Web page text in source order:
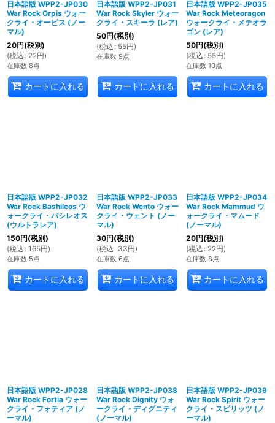
日本語版 WPP2-JP030
War Rock Orpis ウォー
クライ・オーピス (ノー
マル)
20円(税別)
(税込 : 22円)
在庫数 8点
カートに入れる
日本語版 WPP2-JP031
War Rock Skyler ウォー
クライ・スキーラ (レア)
50円(税別)
(税込 : 55円)
在庫数 9点
カートに入れる
日本語版 WPP2-JP035
War Rock Meteoragon
ウォークライ・メテオラ
ゴン (レア)
50円(税別)
(税込 : 55円)
在庫数 10点
カートに入れる
日本語版 WPP2-JP032
War Rock Bashileos ウ
ォークライ・バシレオス
(ウルトラレア)
150円(税別)
(税込 : 165円)
在庫数 5点
カートに入れる
日本語版 WPP2-JP033
War Rock Wento ウォー
クライ・ウェント (ノー
マル)
30円(税別)
(税込 : 33円)
在庫数 6点
カートに入れる
日本語版 WPP2-JP034
War Rock Mammud ウ
ォークライ・マムード
(ノーマル)
20円(税別)
(税込 : 22円)
在庫数 8点
カートに入れる
日本語版 WPP2-JP028
War Rock Fortia ウォー
クライ・フォティア (ノ
ーマル)
日本語版 WPP2-JP038
War Rock Dignity ウォ
ークライ・ディグニティ
(ノーマル)
日本語版 WPP2-JP039
War Rock Spirit ウォー
クライ・スピリッツ (ノ
ーマル)